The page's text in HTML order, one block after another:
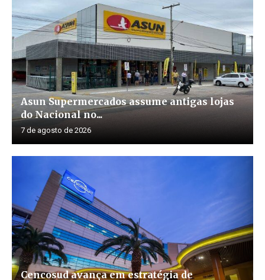
Asun Supermercados assume antigas lojas
do Nacional no...
7 de agosto de 2026
Cencosud avança em estratégia de